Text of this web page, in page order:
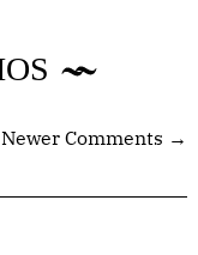
Newer Comments →